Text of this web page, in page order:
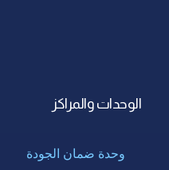
الوحدات والمراكز
وحدة ضمان الجودة